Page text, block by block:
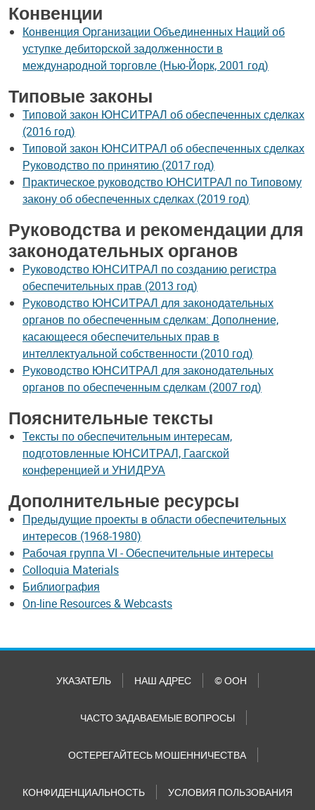
Конвенции
Конвенция Организации Объединенных Наций об
уступке дебиторской задолженности в
международной торговле (Нью-Йорк, 2001 год)
Типовые законы
Типовой закон ЮНСИТРАЛ об обеспеченных сделках
(2016 год)
Типовой закон ЮНСИТРАЛ об обеспеченных сделках
Руководство по принятию (2017 год)
Практическое руководство ЮНСИТРАЛ по Типовому
закону об обеспеченных сделках (2019 год)
Руководства и рекомендации для
законодательных органов
Руководство ЮНСИТРАЛ по созданию регистра
обеспечительных прав (2013 год)
Руководство ЮНСИТРАЛ для законодательных
органов по обеспеченным сделкам: Дополнение,
касающееся обеспечительных прав в
интеллектуальной собственности (2010 год)
Руководство ЮНСИТРАЛ для законодательных
органов по обеспеченным сделкам (2007 год)
Пояснительные тексты
Тексты по обеспечительным интересам,
подготовленные ЮНСИТРАЛ, Гаагской
конференцией и УНИДРУА
Дополнительные ресурсы
Предыдущие проекты в области обеспечительных
интересов (1968-1980)
Рабочая группа VI - Обеспечительные интересы
Colloquia Materials
Библиография
On-line Resources & Webcasts
УКАЗАТЕЛЬ НАШ АДРЕС © ООН
ЧАСТО ЗАДАВАЕМЫЕ ВОПРОСЫ
ОСТЕРЕГАЙТЕСЬ МОШЕННИЧЕСТВА
КОНФИДЕНЦИАЛЬНОСТЬ УСЛОВИЯ ПОЛЬЗОВАНИЯ